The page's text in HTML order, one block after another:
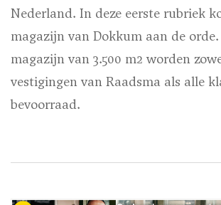
Nederland. In deze eerste rubriek
magazijn van Dokkum aan de
magazijn van 3.500 m2 worden
vestigingen van Raadsma als alle
bevoorraad.